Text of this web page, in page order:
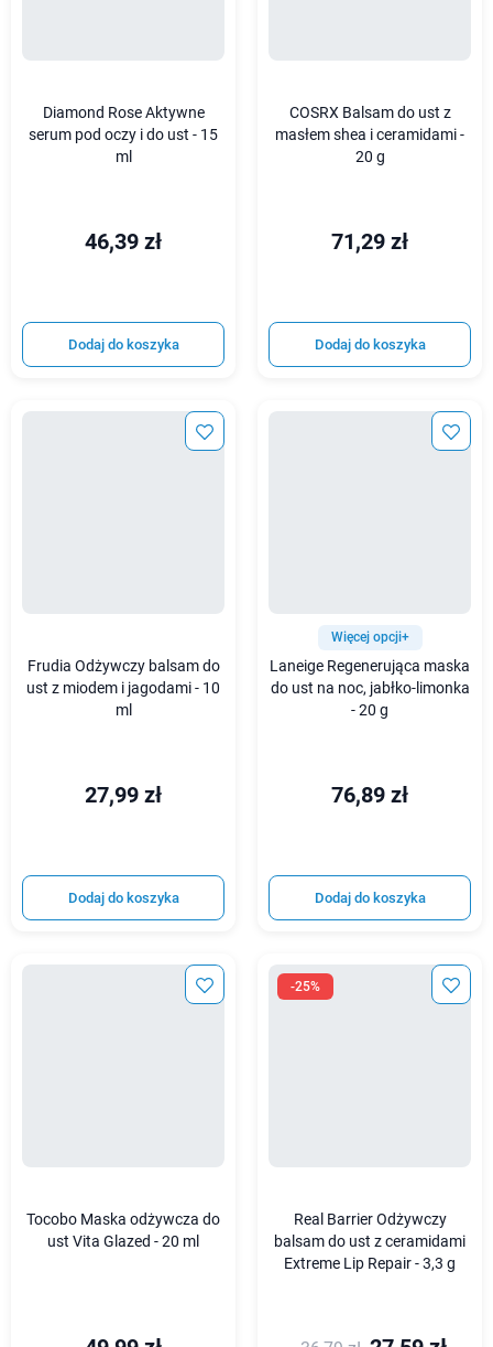
Diamond Rose Aktywne
serum pod oczy i do ust - 15
ml
46,39 zł
Dodaj do koszyka
COSRX Balsam do ust z
masłem shea i ceramidami -
20 g
71,29 zł
Dodaj do koszyka
Frudia Odżywczy balsam do
ust z miodem i jagodami - 10
ml
27,99 zł
Dodaj do koszyka
Więcej opcji+
Laneige Regenerująca maska
do ust na noc, jabłko-limonka
- 20 g
76,89 zł
Dodaj do koszyka
Tocobo Maska odżywcza do
ust Vita Glazed - 20 ml
-25%
Real Barrier Odżywczy
balsam do ust z ceramidami
Extreme Lip Repair - 3,3 g